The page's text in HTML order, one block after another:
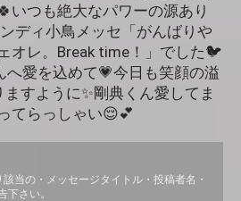
いつも絶大なパワーの源あり
ディ小鳥メッセ「がんばりや
オレ。Break time！」でした🐦️
へ愛を込めて💗今日も笑顔の溢
すように✨️剛典くん愛してま
てらっしゃい😌💕
当の・メッセージタイトル・投稿者名・
下さい。